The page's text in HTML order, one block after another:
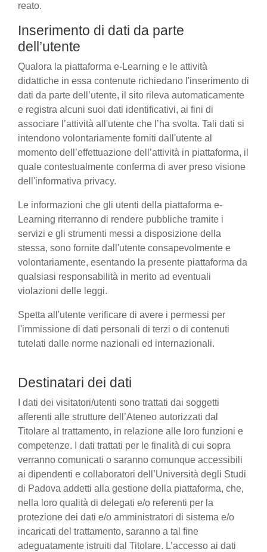
reato.
Inserimento di dati da parte
dell’utente
Qualora la piattaforma e-Learning e le attività
didattiche in essa contenute richiedano l'inserimento di
dati da parte dell’utente, il sito rileva automaticamente
e registra alcuni suoi dati identificativi, ai fini di
associare l’attività all'utente che l’ha svolta. Tali dati si
intendono volontariamente forniti dall'utente al
momento dell’effettuazione dell’attività in piattaforma, il
quale contestualmente conferma di aver preso visione
dell'informativa privacy.
Le informazioni che gli utenti della piattaforma e-
Learning riterranno di rendere pubbliche tramite i
servizi e gli strumenti messi a disposizione della
stessa, sono fornite dall'utente consapevolmente e
volontariamente, esentando la presente piattaforma da
qualsiasi responsabilità in merito ad eventuali
violazioni delle leggi.
Spetta all'utente verificare di avere i permessi per
l'immissione di dati personali di terzi o di contenuti
tutelati dalle norme nazionali ed internazionali.
Destinatari dei dati
I dati dei visitatori/utenti sono trattati dai soggetti
afferenti alle strutture dell’Ateneo autorizzati dal
Titolare al trattamento, in relazione alle loro funzioni e
competenze. I dati trattati per le finalità di cui sopra
verranno comunicati o saranno comunque accessibili
ai dipendenti e collaboratori dell’Università degli Studi
di Padova addetti alla gestione della piattaforma, che,
nella loro qualità di delegati e/o referenti per la
protezione dei dati e/o amministratori di sistema e/o
incaricati del trattamento, saranno a tal fine
adeguatamente istruiti dal Titolare. L’accesso ai dati